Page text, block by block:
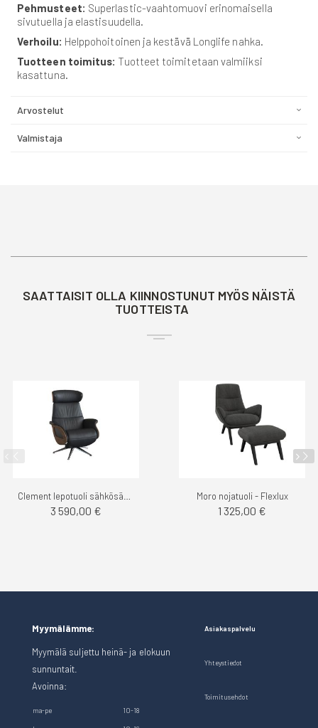
Pehmusteet: Superlastic-vaahtomuovi erinomaisella
sivutuella ja elastisuudella.
Verhoilu: Helppohoitoinen ja kestävä Longlife nahka.
Tuotteen toimitus: Tuotteet toimitetaan valmiiksi
kasattuna.
Arvostelut
Valmistaja
SAATTAISIT OLLA KIINNOSTUNUT MYÖS NÄISTÄ
TUOTTEISTA
3 590,00 €
Moro nojatuoli - Flexlux
1 325,00 €
Myymälämme:
Myymälä suljettu heinä- ja elokuun
sunnuntait.
Avoinna:
ma-pe 10-18
Asiakaspalvelu
Yhteystiedot
Toimitusehdot